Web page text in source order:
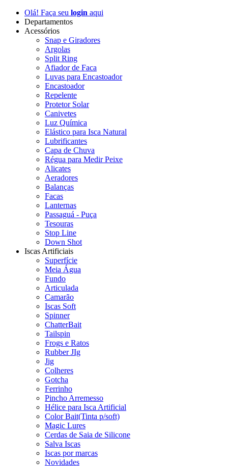
Olá! Faça seu login aqui
Departamentos
Acessórios
Snap e Giradores
Argolas
Split Ring
Afiador de Faca
Luvas para Encastoador
Encastoador
Repelente
Protetor Solar
Canivetes
Luz Química
Elástico para Isca Natural
Lubrificantes
Capa de Chuva
Régua para Medir Peixe
Alicates
Aeradores
Balanças
Facas
Lanternas
Passaguá - Puça
Tesouras
Stop Line
Down Shot
Iscas Artificiais
Superfície
Meia Água
Fundo
Articulada
Camarão
Iscas Soft
Spinner
ChatterBait
Tailspin
Frogs e Ratos
Rubber JIg
Jig
Colheres
Gotcha
Ferrinho
Pincho Arremesso
Hélice para Isca Artificial
Color Bait(Tinta p/soft)
Magic Lures
Cerdas de Saia de Silicone
Salva Iscas
Iscas por marcas
Novidades